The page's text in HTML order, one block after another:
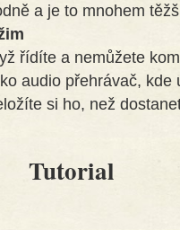
a je to mnohem
řídíte a nemůžete
audio přehrávač, kde
si ho, než
Tutorial